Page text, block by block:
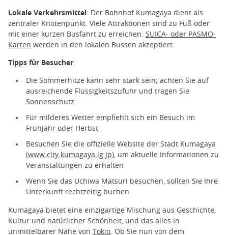
Lokale Verkehrsmittel: Der Bahnhof Kumagaya dient als
zentraler Knotenpunkt. Viele Attraktionen sind zu Fuß oder
mit einer kurzen Busfahrt zu erreichen. SUICA- oder PASMO-
Karten werden in den lokalen Bussen akzeptiert.
Tipps für Besucher:
Die Sommerhitze kann sehr stark sein; achten Sie auf
ausreichende Flüssigkeitszufuhr und tragen Sie
Sonnenschutz
Für milderes Wetter empfiehlt sich ein Besuch im
Frühjahr oder Herbst
Besuchen Sie die offizielle Website der Stadt Kumagaya
(www.city.kumagaya.lg.jp), um aktuelle Informationen zu
Veranstaltungen zu erhalten
Wenn Sie das Uchiwa Matsuri besuchen, sollten Sie Ihre
Unterkunft rechtzeitig buchen
Kumagaya bietet eine einzigartige Mischung aus Geschichte,
Kultur und natürlicher Schönheit, und das alles in
unmittelbarer Nähe von Tokio . Ob Sie nun von dem